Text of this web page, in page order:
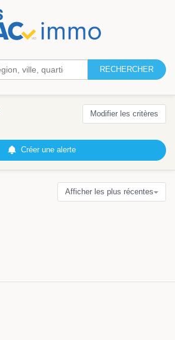
RECHERCHER
Modifier les critères
Créer une alerte
Afficher les plus récentes